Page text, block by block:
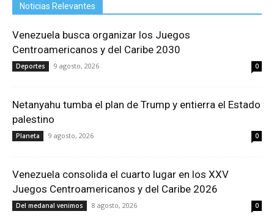
Noticias Relevantes
Venezuela busca organizar los Juegos
Centroamericanos y del Caribe 2030
Deportes 9 agosto, 2026 0
Netanyahu tumba el plan de Trump y entierra el Estado
palestino
Planeta 9 agosto, 2026 0
Venezuela consolida el cuarto lugar en los XXV
Juegos Centroamericanos y del Caribe 2026
Del medanal venimos 8 agosto, 2026 0